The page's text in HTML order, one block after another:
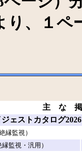
り、１
主 な
ェストカタログ2026
縁監視）
縁監視・汎用）